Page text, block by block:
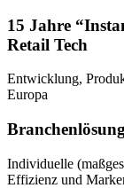
15 Jahre
Retail Tech
Entwicklung,
Europa
Individuelle
Effizienz und